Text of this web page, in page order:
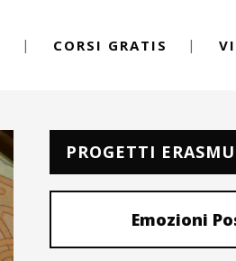
CORSI GRATIS
PROGETTI
Emozioni